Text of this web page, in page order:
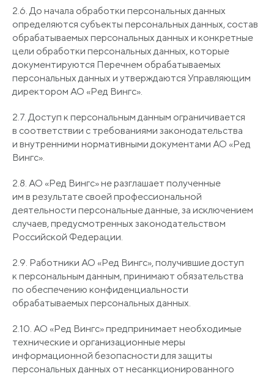
2.6. До начала обработки персональных данных
определяются субъекты персональных данных, состав
обрабатываемых персональных данных и конкретные
цели обработки персональных данных, которые
документируются Перечнем обрабатываемых
персональных данных и утверждаются Управляющим
директором АО «Ред Вингс».
2.7. Доступ к персональным данным ограничивается
в соответствии с требованиями законодательства
и внутренними нормативными документами АО «Ред
Вингс».
2.8. АО «Ред Вингс» не разглашает полученные
им в результате своей профессиональной
деятельности персональные данные, за исключением
случаев, предусмотренных законодательством
Российской Федерации.
2.9. Работники АО «Ред Вингс», получившие доступ
к персональным данным, принимают обязательства
по обеспечению конфиденциальности
обрабатываемых персональных данных.
2.10. АО «Ред Вингс» предпринимает необходимые
технические и организационные меры
информационной безопасности для защиты
персональных данных от несанкционированного